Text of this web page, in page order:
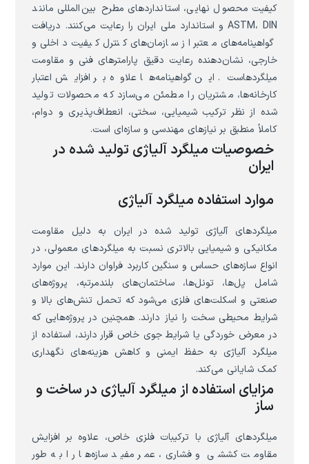
کیفیت محصول نهایی، استانداردهای مطرح بین‌المللی مانند
ASTM، DIN و استاندارد ملی ایران را رعایت می‌کنند. دریافت
گواهینامه‌های معتبر از سازمان‌های کنترل کیفیت داخلی و
خارجی، نشان‌دهنده رعایت دقیق پارامترهای فنی و مقاومت
میلگردهاست. این گواهینامه‌ها علاوه بر افزایش اعتبار
کارخانه‌ها، مشتریان را مطمئن می‌سازد که محصولات تولید
شده از نظر ترکیب شیمیایی، سختی، انعطاف‌پذیری و دوام،
کاملاً منطبق بر نیازهای مهندسی و سازه‌ای است.
خصوصیات میلگرد آلیاژی تولید شده در
ایران
موارد استفاده میلگرد آلیاژی
میلگردهای آلیاژی تولید شده در ایران به دلیل مقاومت
مکانیکی و شیمیایی بالاتری نسبت به میلگردهای معمولی، در
انواع سازه‌های حساس و سنگین کاربرد فراوان دارند. این موارد
شامل پل‌ها، تونل‌ها، ساختمان‌های بلندمرتبه، پروژه‌های
صنعتی و اسکلت‌های فلزی می‌شود که تحمل تنش‌های بالا و
شرایط محیطی سخت را نیاز دارند. همچنین در پروژه‌هایی که
در معرض خوردگی یا شرایط جوی خاص قرار دارند، استفاده از
میلگرد آلیاژی به حفظ ایمنی و کاهش هزینه‌های نگهداری
کمک شایانی می‌کند.
مزایای استفاده از میلگرد آلیاژی در ساخت و
ساز
میلگردهای آلیاژی با ترکیبات فلزی خاص، علاوه بر افزایش
مقاومت کششی و فشاری، عمر مفید سازه‌ها را به طور